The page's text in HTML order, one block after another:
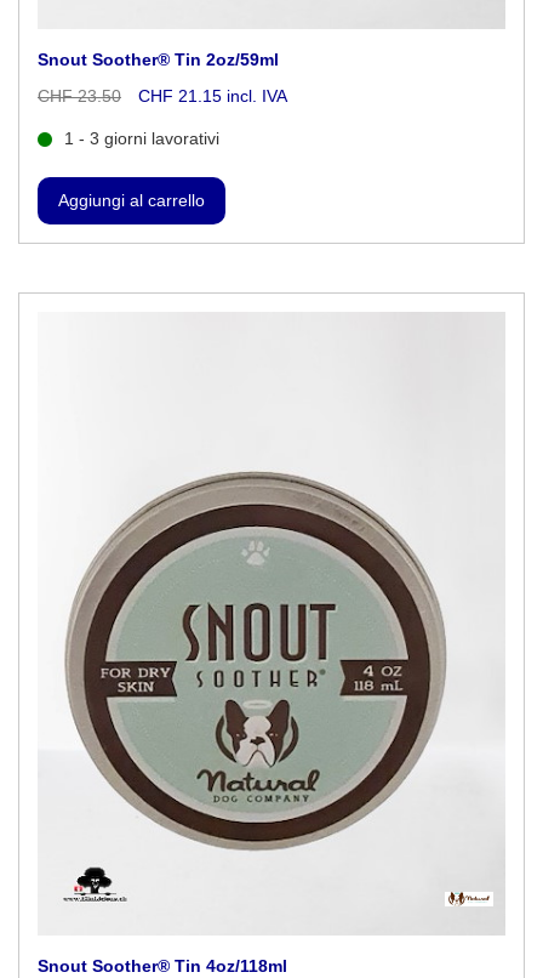
Snout Soother® Tin 2oz/59ml
CHF 23.50
CHF 21.15 incl. IVA
1 - 3 giorni lavorativi
Snout Soother® Tin 4oz/118ml